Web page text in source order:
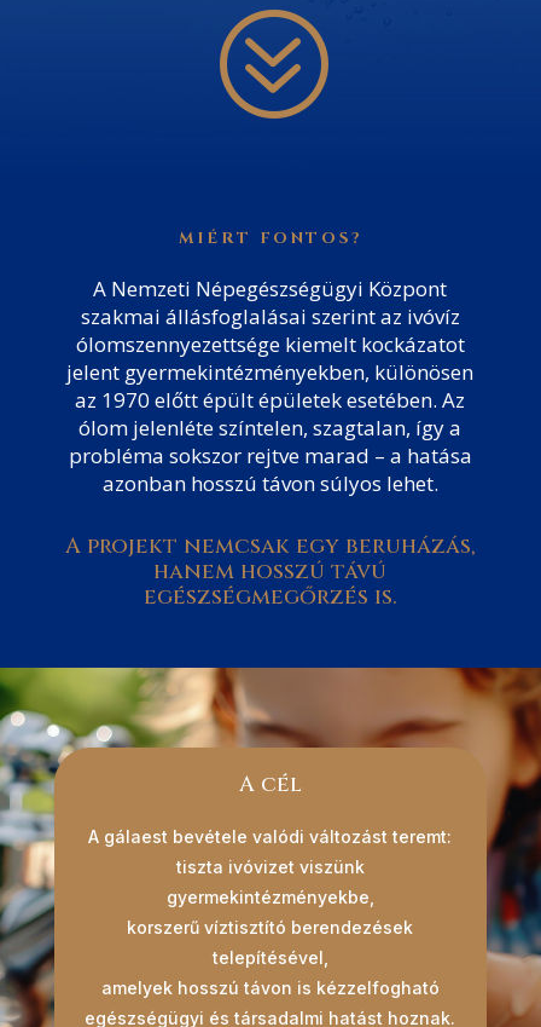
?
MIÉRT FONTOS?
A Nemzeti Népegészségügyi Központ
szakmai állásfoglalásai szerint az ivóvíz
ólomszennyezettsége kiemelt kockázatot
jelent gyermekintézményekben, különösen
az 1970 előtt épült épületek esetében. Az
ólom jelenléte színtelen, szagtalan, így a
probléma sokszor rejtve marad – a hatása
azonban hosszú távon súlyos lehet.
A projekt nemcsak egy beruházás,
hanem hosszú távú
egészségmegőrzés is.
A cél
A gálaest bevétele valódi változást teremt:
tiszta ivóvizet viszünk
gyermekintézményekbe,
korszerű víztisztító berendezések
telepítésével,
amelyek hosszú távon is kézzelfogható
egészségügyi és társadalmi hatást hoznak.